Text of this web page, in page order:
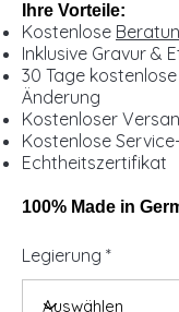
Ihre Vorteile:
Kostenlose
Inklusive Gravur &
30 Tage
Änderung
Kostenloser
Kostenlose
Echtheitszertifikat
100% Made in
Legierung